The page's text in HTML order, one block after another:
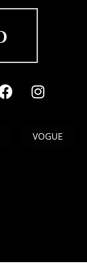
VOGUE